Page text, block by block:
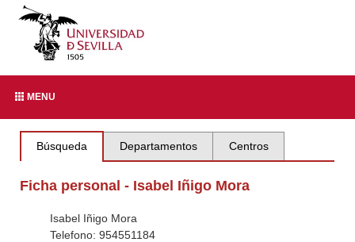
MENU
Búsqueda Departamentos Centros
Ficha personal - Isabel Iñigo Mora
Isabel Iñigo Mora
Telefono: 954551184